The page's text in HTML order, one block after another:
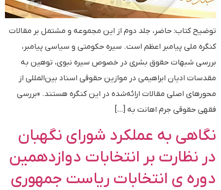
توضیح کتاب: حاضر، جلد دوم از این مجموعه و مشتمل بر مقالات
کنگره ملی پیامبر اعظم است. سیره حکومتی و سیاسی پیامبر،
بررسی شبهات حقوق بشری در خصوص سیره نبوی، توهین به
مقدسات ادیان ابراهیمی در موازین حقوقی اسناد بین‌المللی از
محورهای اصلی مقالات ارائه‌شده در این کنگره هستند. «بررسی
فقهی حقوقی جرم اهانت به […]
نگاهی به عملکرد شورای نگهبان
در نظارت بر انتخابات دوازدهمین
دوره ی انتخابات ریاست جمهوری